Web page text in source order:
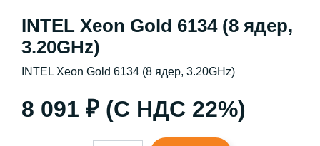
INTEL Xeon Gold 6134 (8 ядер,
3.20GHz)
INTEL Xeon Gold 6134 (8 ядер, 3.20GHz)
8 091 ₽ (С НДС 22%)